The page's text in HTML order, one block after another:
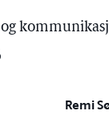
Remi